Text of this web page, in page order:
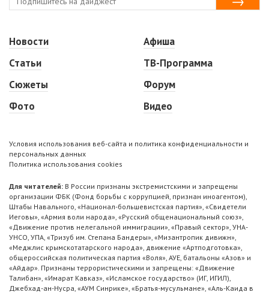
Новости
Статьи
Сюжеты
Фото
Афиша
ТВ-Программа
Форум
Видео
Условия использования веб-сайта и политика конфиденциальности и
персональных данных
Политика использования cookies
Для читателей: В России признаны экстремистскими и запрещены
организации ФБК (Фонд борьбы с коррупцией, признан иноагентом),
Штабы Навального, «Национал-большевистская партия», «Свидетели
Иеговы», «Армия воли народа», «Русский общенациональный союз»,
«Движение против нелегальной иммиграции», «Правый сектор», УНА-
УНСО, УПА, «Тризуб им. Степана Бандеры», «Мизантропик дивижн»,
«Меджлис крымскотатарского народа», движение «Артподготовка»,
общероссийская политическая партия «Воля», АУЕ, батальоны «Азов» и
«Айдар». Признаны террористическими и запрещены: «Движение
Талибан», «Имарат Кавказ», «Исламское государство» (ИГ, ИГИЛ),
Джебхад-ан-Нусра, «АУМ Синрике», «Братья-мусульмане», «Аль-Каида в